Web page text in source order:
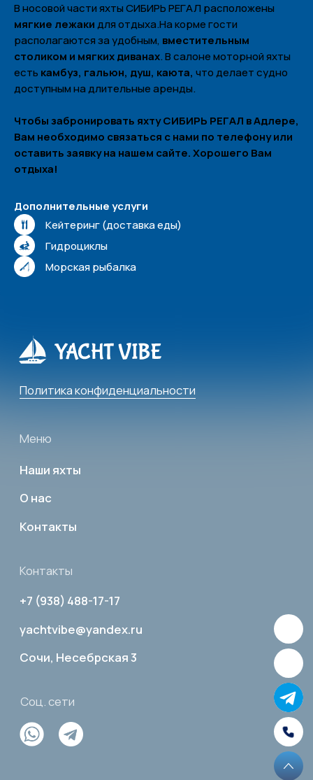
В носовой части яхты СИБИРЬ РЕГАЛ расположены
мягкие лежакидля отдыха.На корме гости
располагаются за удобным, вместительным
столиком и мягких диванах. В салоне моторной яхты
есть камбуз, гальюн, душ, каюта, что делает судно
доступным на длительные аренды.
Чтобы забронировать яхту СИБИРЬ РЕГАЛ в Адлере,
Вам необходимо связаться с нами по телефону или
оставить заявку на нашем сайте. Хорошего Вам
отдыха!
Дополнительные услуги
Кейтеринг (доставка еды)
Гидроциклы
Морская рыбалка
Контакты
Политика конфиденциальности
Меню
+7 (938) 488-17-17
yachtvibe@yandex.ru
Сочи, Несебрская 3
Соц. сети